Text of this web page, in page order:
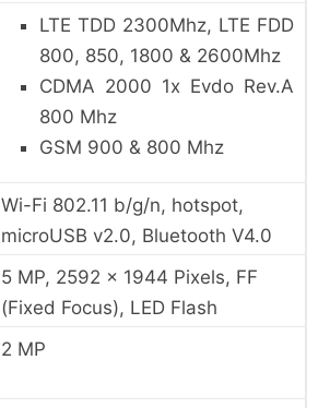
LTE TDD 2300Mhz, LTE FDD
800, 850, 1800 & 2600Mhz
CDMA 2000 1x Evdo Rev.A
800 Mhz
GSM 900 & 800 Mhz
Wi-Fi 802.11 b/g/n, hotspot,
microUSB v2.0, Bluetooth V4.0
5 MP, 2592 x 1944 Pixels, FF
(Fixed Focus), LED Flash
2 MP